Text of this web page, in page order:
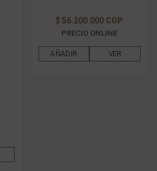
$ 56.200.000 COP
PRECIO ONLINE
AÑADIR VER